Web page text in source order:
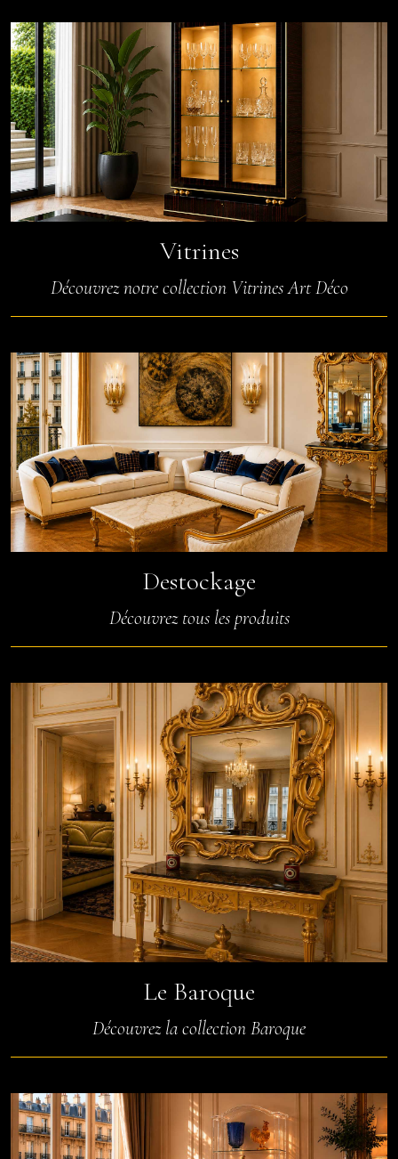
Vitrines
Découvrez notre collection Vitrines Art Déco
Destockage
Découvrez tous les produits
Le Baroque
Découvrez la collection Baroque